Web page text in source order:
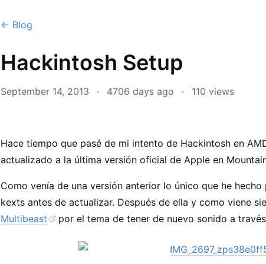
← Blog
Hackintosh Setup
September 14, 2013 · 4706 days ago · 110 views
Hace tiempo que pasé de mi intento de Hackintosh en
actualizado a la última versión oficial de Apple en
Como venía de una versión anterior lo único que he
kexts antes de actualizar. Después de ella y como viene
Multibeast
por el tema de tener de nuevo sonido a